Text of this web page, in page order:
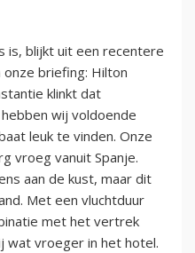
is, blijkt uit een recentere
briefing: Hilton
klinkt dat
wij voldoende
leuk te vinden. Onze
vroeg vanuit Spanje.
aan de kust, maar dit
Met een vluchtduur
met het vertrek
wat vroeger in het hotel.